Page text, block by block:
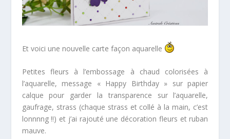
Et voici une nouvelle carte façon aquarelle
Petites fleurs à l’embossage à chaud colorisées à
l’aquarelle, message « Happy Birthday » sur papier
calque pour garder la transparence sur l’aquarelle,
gaufrage, strass (chaque strass et collé à la main, c’est
lonnnng !!) et j’ai rajouté une décoration fleurs et ruban
mauve.